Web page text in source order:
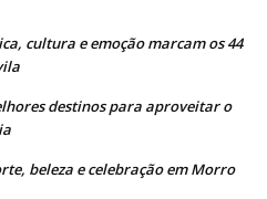
cultura e emoção marcam os 44
destinos para aproveitar o
beleza e celebração em Morro